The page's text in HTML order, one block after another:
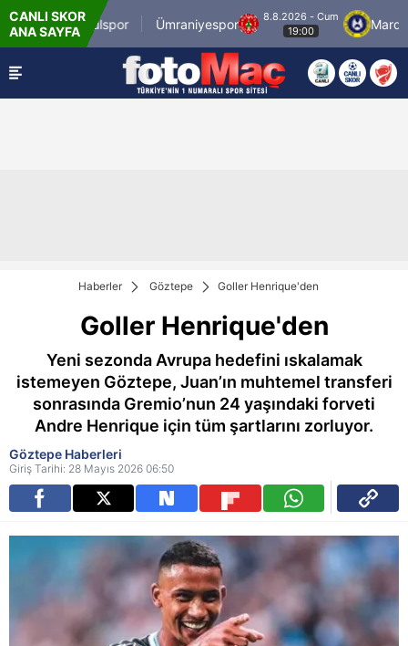
CANLI SKOR
ANA SAYFA
İstanbulspor Ümraniyespor
8.8.2026 - Cum
19:00
Mardin
Haberler Göztepe Goller Henrique'den
Goller Henrique'den
Yeni sezonda Avrupa hedefini ıskalamak
istemeyen Göztepe, Juan’ın muhtemel transferi
sonrasında Gremio’nun 24 yaşındaki forveti
Andre Henrique için tüm şartlarını zorluyor.
Göztepe Haberleri
Giriş Tarihi: 28 Mayıs 2026 06:50